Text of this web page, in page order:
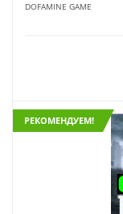
DOFAMINE GAME
РЕКОМЕНДУЕМ!